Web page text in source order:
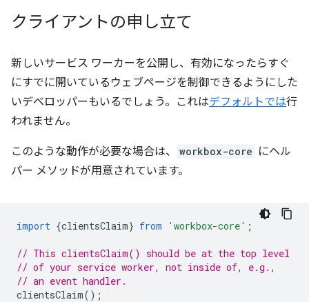
クライアントの申し立て
新しいサービス ワーカーを公開し、有効になったらすぐ
にすでに開いているウェブページを制御できるようにした
いデベロッパーもいるでしょう。これはデフォルトでは行
われません。
このような動作が必要な場合は、 workbox-core にヘル
パー メソッドが用意されています。
import {clientsClaim} from 'workbox-core' ;
// This clientsClaim() should be at the top level
// of your service worker, not inside of, e.g.,
// an event handler.
clientsClaim();